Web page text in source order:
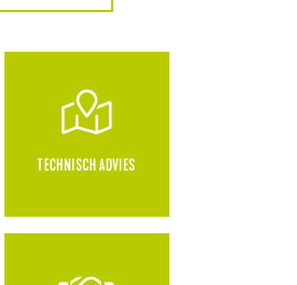
TECHNISCH ADVIES